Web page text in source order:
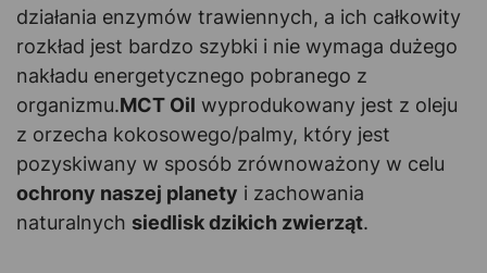
działania enzymów trawiennych, a ich całkowity
rozkład jest bardzo szybki i nie wymaga dużego
nakładu energetycznego pobranego z
organizmu.MCT Oil wyprodukowany jest z oleju
z orzecha kokosowego/palmy, który jest
pozyskiwany w sposób zrównoważony w celu
ochrony naszej planety i zachowania
naturalnych siedlisk dzikich zwierząt.